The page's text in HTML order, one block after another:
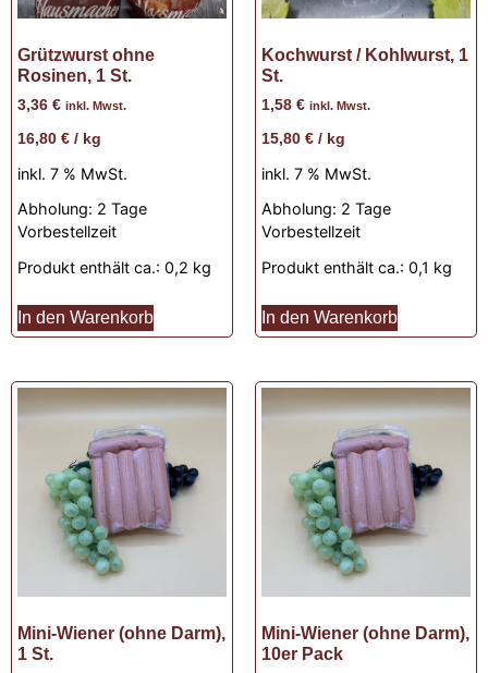
Grützwurst ohne
Rosinen, 1 St.
3,36 € inkl. Mwst.
16,80 € / kg
inkl. 7 % MwSt.
Abholung: 2 Tage
Vorbestellzeit
Produkt enthält ca.: 0,2 kg
In den Warenkorb
Kochwurst / Kohlwurst, 1
St.
1,58 € inkl. Mwst.
15,80 € / kg
inkl. 7 % MwSt.
Abholung: 2 Tage
Vorbestellzeit
Produkt enthält ca.: 0,1 kg
In den Warenkorb
Mini-Wiener (ohne Darm),
1 St.
Mini-Wiener (ohne Darm),
10er Pack